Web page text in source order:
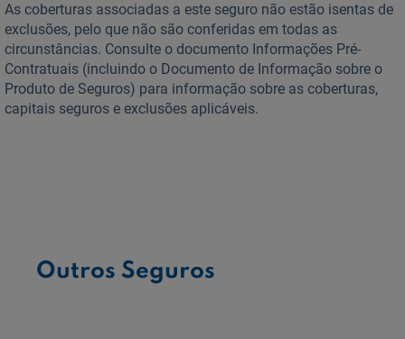
As coberturas associadas a este seguro não estão isentas de
exclusões, pelo que não são conferidas em todas as
circunstâncias. Consulte o documento Informações Pré-
Contratuais (incluindo o Documento de Informação sobre o
Produto de Seguros) para informação sobre as coberturas,
capitais seguros e exclusões aplicáveis.
Outros Seguros